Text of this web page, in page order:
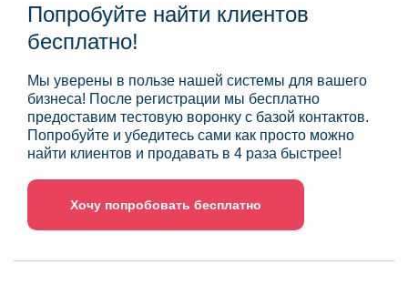
Попробуйте найти клиентов
бесплатно!
Мы уверены в пользе нашей системы для вашего
бизнеса! После регистрации мы бесплатно
предоставим тестовую воронку с базой контактов.
Попробуйте и убедитесь сами как просто можно
найти клиентов и продавать в 4 раза быстрее!
Хочу попробовать бесплатно